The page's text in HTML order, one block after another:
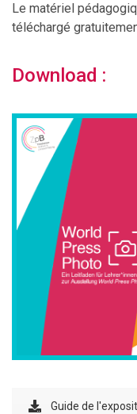
Le matériel
téléchargé
Download :
Guide de